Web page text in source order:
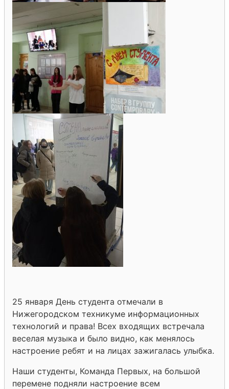
25 января День студента отмечали в
Нижегородском техникуме информационных
технологий и права! Всех входящих встречала
веселая музыка и было видно, как менялось
настроение ребят и на лицах зажигалась улыбка.
Наши студенты, Команда Первых, на большой
перемене подняли настроение всем